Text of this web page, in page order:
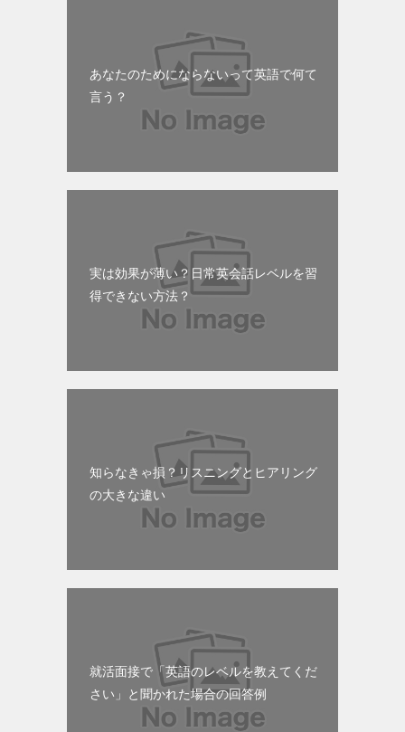
あなたのためにならないって英語で何て
言う？
実は効果が薄い？日常英会話レベルを習
得できない方法？
知らなきゃ損？リスニングとヒアリング
の大きな違い
就活面接で「英語のレベルを教えてくだ
さい」と聞かれた場合の回答例